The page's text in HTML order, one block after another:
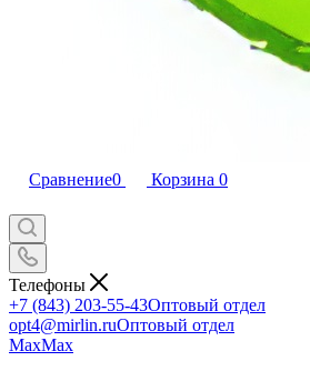
Сравнение0 Корзина 0
Телефоны
+7 (843) 203-55-43Оптовый отдел
opt4@mirlin.ruОптовый отдел
MaxMax